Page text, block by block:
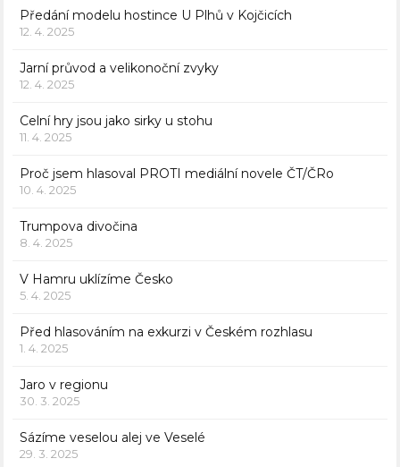
Předání modelu hostince U Plhů v Kojčicích
12. 4. 2025
Jarní průvod a velikonoční zvyky
12. 4. 2025
Celní hry jsou jako sirky u stohu
11. 4. 2025
Proč jsem hlasoval PROTI mediální novele ČT/ČRo
10. 4. 2025
Trumpova divočina
8. 4. 2025
V Hamru uklízíme Česko
5. 4. 2025
Před hlasováním na exkurzi v Českém rozhlasu
1. 4. 2025
Jaro v regionu
30. 3. 2025
Sázíme veselou alej ve Veselé
29. 3. 2025